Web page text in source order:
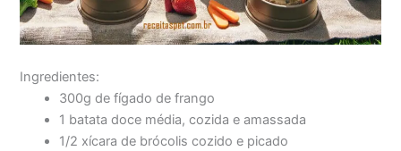
Ingredientes:
300g de fígado de frango
1 batata doce média, cozida e amassada
1/2 xícara de brócolis cozido e picado